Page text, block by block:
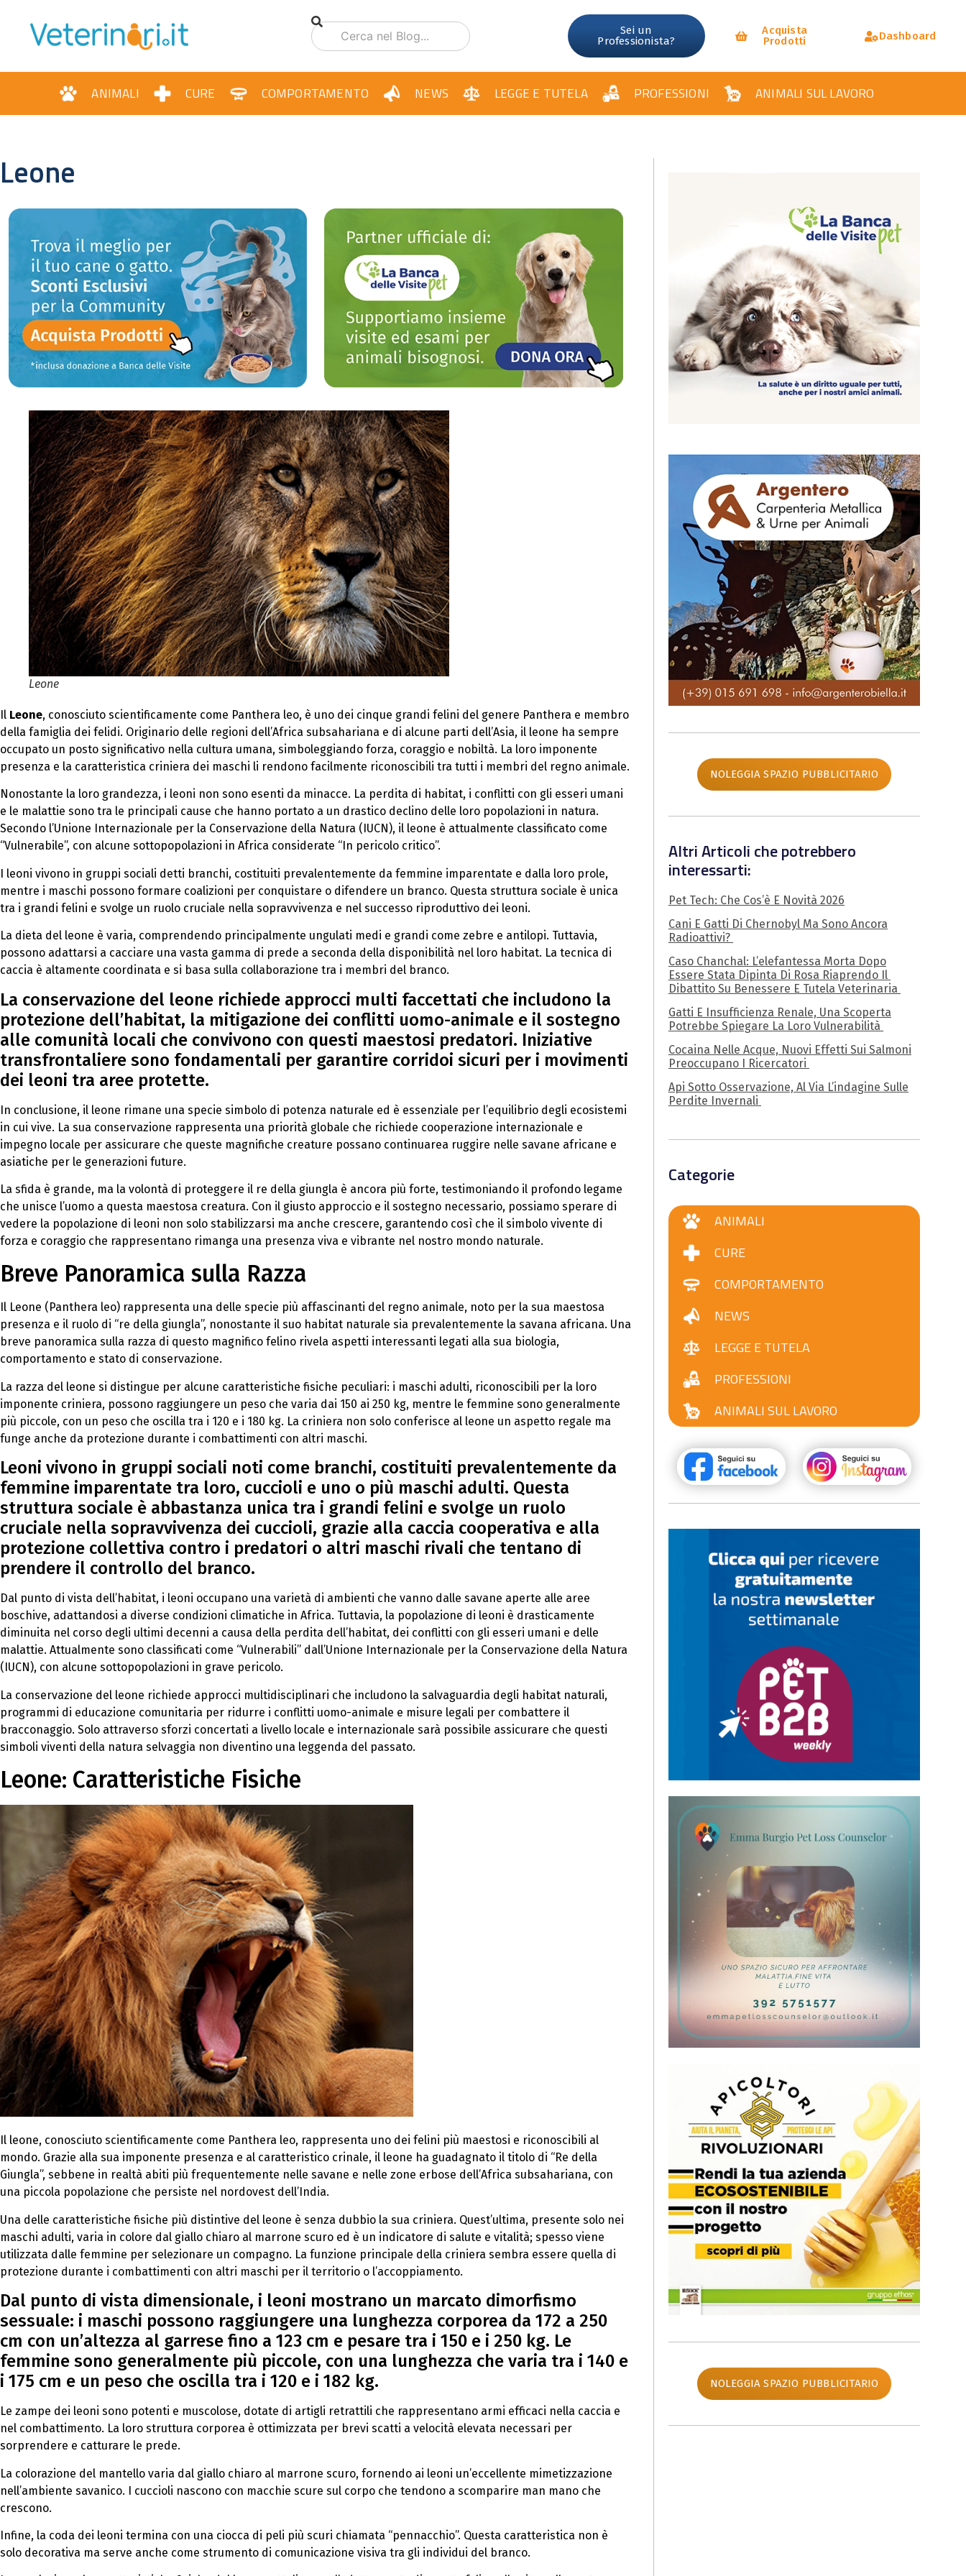
Sei un
Professionista?
Acquista
Prodotti
Dashboard
ANIMALI CURE COMPORTAMENTO NEWS LEGGE E TUTELA PROFESSIONI ANIMALI SUL LAVORO
Leone
Leone
Il Leone, conosciuto scientificamente come Panthera leo, è uno dei cinque grandi felini del genere Panthera e membro
della famiglia dei felidi. Originario delle regioni dell’Africa subsahariana e di alcune parti dell’Asia, il leone ha sempre
occupato un posto significativo nella cultura umana, simboleggiando forza, coraggio e nobiltà. La loro imponente
presenza e la caratteristica criniera dei maschi li rendono facilmente riconoscibili tra tutti i membri del regno animale.
Nonostante la loro grandezza, i leoni non sono esenti da minacce. La perdita di habitat, i conflitti con gli esseri umani
e le malattie sono tra le principali cause che hanno portato a un drastico declino delle loro popolazioni in natura.
Secondo l’Unione Internazionale per la Conservazione della Natura (IUCN), il leone è attualmente classificato come
“Vulnerabile”, con alcune sottopopolazioni in Africa considerate “In pericolo critico”.
I leoni vivono in gruppi sociali detti branchi, costituiti prevalentemente da femmine imparentate e dalla loro prole,
mentre i maschi possono formare coalizioni per conquistare o difendere un branco. Questa struttura sociale è unica
tra i grandi felini e svolge un ruolo cruciale nella sopravvivenza e nel successo riproduttivo dei leoni.
La dieta del leone è varia, comprendendo principalmente ungulati medi e grandi come zebre e antilopi. Tuttavia,
possono adattarsi a cacciare una vasta gamma di prede a seconda della disponibilità nel loro habitat. La tecnica di
caccia è altamente coordinata e si basa sulla collaborazione tra i membri del branco.
La conservazione del leone richiede approcci multi faccettati che includono la
protezione dell’habitat, la mitigazione dei conflitti uomo-animale e il sostegno
alle comunità locali che convivono con questi maestosi predatori. Iniziative
transfrontaliere sono fondamentali per garantire corridoi sicuri per i movimenti
dei leoni tra aree protette.
In conclusione, il leone rimane una specie simbolo di potenza naturale ed è essenziale per l’equilibrio degli ecosistemi
in cui vive. La sua conservazione rappresenta una priorità globale che richiede cooperazione internazionale e
impegno locale per assicurare che queste magnifiche creature possano continuarea ruggire nelle savane africane e
asiatiche per le generazioni future.
La sfida è grande, ma la volontà di proteggere il re della giungla è ancora più forte, testimoniando il profondo legame
che unisce l’uomo a questa maestosa creatura. Con il giusto approccio e il sostegno necessario, possiamo sperare di
vedere la popolazione di leoni non solo stabilizzarsi ma anche crescere, garantendo così che il simbolo vivente di
forza e coraggio che rappresentano rimanga una presenza viva e vibrante nel nostro mondo naturale.
Breve Panoramica sulla Razza
Il Leone (Panthera leo) rappresenta una delle specie più affascinanti del regno animale, noto per la sua maestosa
presenza e il ruolo di “re della giungla”, nonostante il suo habitat naturale sia prevalentemente la savana africana. Una
breve panoramica sulla razza di questo magnifico felino rivela aspetti interessanti legati alla sua biologia,
comportamento e stato di conservazione.
La razza del leone si distingue per alcune caratteristiche fisiche peculiari: i maschi adulti, riconoscibili per la loro
imponente criniera, possono raggiungere un peso che varia dai 150 ai 250 kg, mentre le femmine sono generalmente
più piccole, con un peso che oscilla tra i 120 e i 180 kg. La criniera non solo conferisce al leone un aspetto regale ma
funge anche da protezione durante i combattimenti con altri maschi.
Leoni vivono in gruppi sociali noti come branchi, costituiti prevalentemente da
femmine imparentate tra loro, cuccioli e uno o più maschi adulti. Questa
struttura sociale è abbastanza unica tra i grandi felini e svolge un ruolo
cruciale nella sopravvivenza dei cuccioli, grazie alla caccia cooperativa e alla
protezione collettiva contro i predatori o altri maschi rivali che tentano di
prendere il controllo del branco.
Dal punto di vista dell’habitat, i leoni occupano una varietà di ambienti che vanno dalle savane aperte alle aree
boschive, adattandosi a diverse condizioni climatiche in Africa. Tuttavia, la popolazione di leoni è drasticamente
diminuita nel corso degli ultimi decenni a causa della perdita dell’habitat, dei conflitti con gli esseri umani e delle
malattie. Attualmente sono classificati come “Vulnerabili” dall’Unione Internazionale per la Conservazione della Natura
(IUCN), con alcune sottopopolazioni in grave pericolo.
La conservazione del leone richiede approcci multidisciplinari che includono la salvaguardia degli habitat naturali,
programmi di educazione comunitaria per ridurre i conflitti uomo-animale e misure legali per combattere il
bracconaggio. Solo attraverso sforzi concertati a livello locale e internazionale sarà possibile assicurare che questi
simboli viventi della natura selvaggia non diventino una leggenda del passato.
Leone: Caratteristiche Fisiche
Il leone, conosciuto scientificamente come Panthera leo, rappresenta uno dei felini più maestosi e riconoscibili al
mondo. Grazie alla sua imponente presenza e al caratteristico crinale, il leone ha guadagnato il titolo di “Re della
Giungla”, sebbene in realtà abiti più frequentemente nelle savane e nelle zone erbose dell’Africa subsahariana, con
una piccola popolazione che persiste nel nordovest dell’India.
Una delle caratteristiche fisiche più distintive del leone è senza dubbio la sua criniera. Quest’ultima, presente solo nei
maschi adulti, varia in colore dal giallo chiaro al marrone scuro ed è un indicatore di salute e vitalità; spesso viene
utilizzata dalle femmine per selezionare un compagno. La funzione principale della criniera sembra essere quella di
protezione durante i combattimenti con altri maschi per il territorio o l’accoppiamento.
Dal punto di vista dimensionale, i leoni mostrano un marcato dimorfismo
sessuale: i maschi possono raggiungere una lunghezza corporea da 172 a 250
cm con un’altezza al garrese fino a 123 cm e pesare tra i 150 e i 250 kg. Le
femmine sono generalmente più piccole, con una lunghezza che varia tra i 140 e
i 175 cm e un peso che oscilla tra i 120 e i 182 kg.
Le zampe dei leoni sono potenti e muscolose, dotate di artigli retrattili che rappresentano armi efficaci nella caccia e
nel combattimento. La loro struttura corporea è ottimizzata per brevi scatti a velocità elevata necessari per
sorprendere e catturare le prede.
La colorazione del mantello varia dal giallo chiaro al marrone scuro, fornendo ai leoni un’eccellente mimetizzazione
nell’ambiente savanico. I cuccioli nascono con macchie scure sul corpo che tendono a scomparire man mano che
crescono.
Infine, la coda dei leoni termina con una ciocca di peli più scuri chiamata “pennacchio”. Questa caratteristica non è
solo decorativa ma serve anche come strumento di comunicazione visiva tra gli individui del branco.
NOLEGGIA SPAZIO PUBBLICITARIO
Altri Articoli che potrebbero
interessarti:
Pet Tech: Che Cos’è E Novità 2026
Cani E Gatti Di Chernobyl Ma Sono Ancora
Radioattivi?
Caso Chanchal: L’elefantessa Morta Dopo
Essere Stata Dipinta Di Rosa Riaprendo Il
Dibattito Su Benessere E Tutela Veterinaria
Gatti E Insufficienza Renale, Una Scoperta
Potrebbe Spiegare La Loro Vulnerabilità
Cocaina Nelle Acque, Nuovi Effetti Sui Salmoni
Preoccupano I Ricercatori
Api Sotto Osservazione, Al Via L’indagine Sulle
Perdite Invernali
Categorie
ANIMALI
CURE
COMPORTAMENTO
NEWS
LEGGE E TUTELA
PROFESSIONI
ANIMALI SUL LAVORO
NOLEGGIA SPAZIO PUBBLICITARIO